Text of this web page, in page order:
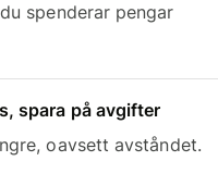
spenderar pengar
spara på avgifter
oavsett avståndet.